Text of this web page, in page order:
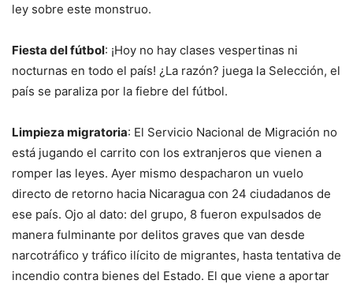
ley sobre este monstruo.
Fiesta del fútbol: ¡Hoy no hay clases vespertinas ni
nocturnas en todo el país! ¿La razón? juega la Selección, el
país se paraliza por la fiebre del fútbol.
Limpieza migratoria: El Servicio Nacional de Migración no
está jugando el carrito con los extranjeros que vienen a
romper las leyes. Ayer mismo despacharon un vuelo
directo de retorno hacia Nicaragua con 24 ciudadanos de
ese país. Ojo al dato: del grupo, 8 fueron expulsados de
manera fulminante por delitos graves que van desde
narcotráfico y tráfico ilícito de migrantes, hasta tentativa de
incendio contra bienes del Estado. El que viene a aportar